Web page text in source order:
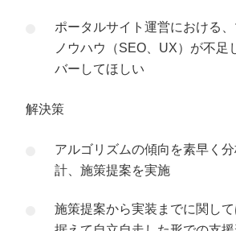
ポータルサイト運営における
ノウハウ（SEO、UX）が不足
バーしてほしい
解決策
アルゴリズムの傾向を素早く
計、施策提案を実施
施策提案から実装までに関し